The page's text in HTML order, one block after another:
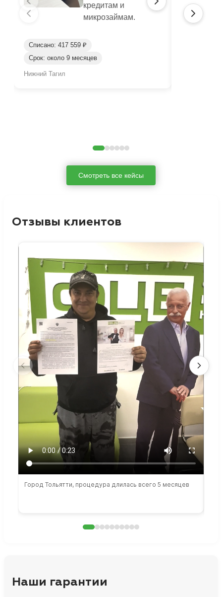
кредитам и
микрозаймам.
Списано: 417 559 ₽
Срок: около 9 месяцев
Нижний Тагил
Смотреть все кейсы
Отзывы клиентов
Город Тольятти, процедура длилась всего 5 месяцев
Наши гарантии